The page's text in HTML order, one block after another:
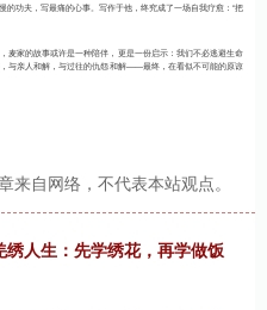
功夫，写最痛的心事。写作于他，终究成了一场自我疗愈：“把
麦家的故事或许是一种陪伴，更是一份启示：我们不必逃避生命
与亲人和解，与过往的仇怨和解——最终，在看似不可能的原谅
来自网络，不代表本站观点。
人生：先学绣花，再学做饭